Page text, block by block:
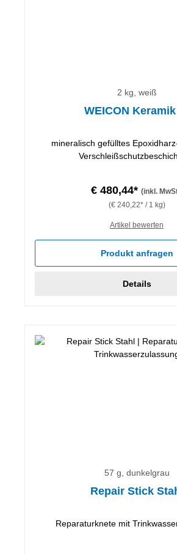
2 kg, weiß
WEICON
mineralisch gefülltes
€ 480,44* (inkl.
(€ 240,22* / 1 kg)
Artikel bewerten
Produkt anfragen
Details
57 g, dunkelgrau
Repair Stick
Reparaturknete mit